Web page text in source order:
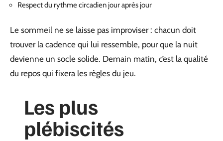
Respect du rythme circadien jour après jour
Le sommeil ne se laisse pas improviser : chacun doit
trouver la cadence qui lui ressemble, pour que la nuit
devienne un socle solide. Demain matin, c’est la qualité
du repos qui fixera les règles du jeu.
Les plus
plébiscités